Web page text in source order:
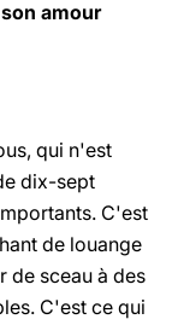
amour
qui n'est
dix-sept
C'est
de louange
de sceau à des
C'est ce qui